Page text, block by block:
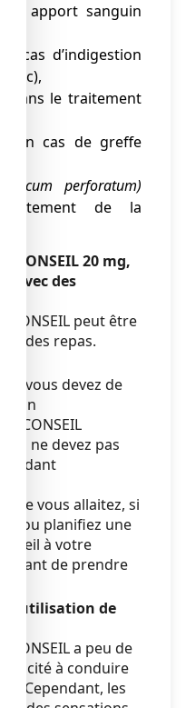
un apport sanguin
cas d’indigestion
dans le traitement
en cas de greffe
perforatum)
de la
CONSEIL 20 mg,
avec des
CONSEIL peut être
des repas.
vous devez de
CONSEIL
ne devez pas
que vous allaitez, si
ou planifiez une
à votre
avant de prendre
et utilisation de
CONSEIL a peu de
à conduire
Cependant, les